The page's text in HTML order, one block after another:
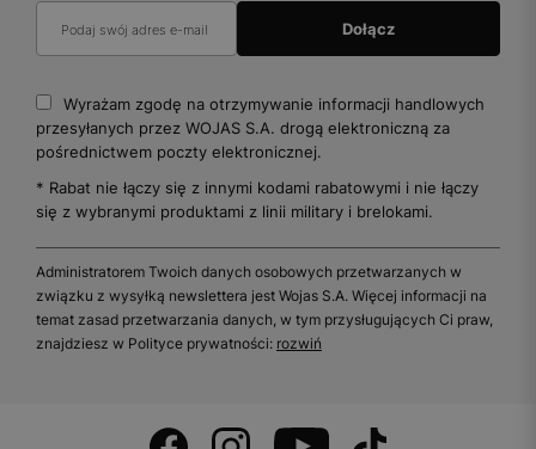
Wyrażam zgodę na otrzymywanie informacji handlowych
przesyłanych przez WOJAS S.A. drogą elektroniczną za
pośrednictwem poczty elektronicznej.
* Rabat nie łączy się z innymi kodami rabatowymi i nie łączy
się z wybranymi produktami z linii military i brelokami.
Administratorem Twoich danych osobowych przetwarzanych w
związku z wysyłką newslettera jest Wojas S.A. Więcej informacji na
temat zasad przetwarzania danych, w tym przysługujących Ci praw,
znajdziesz w Polityce prywatności: rozwiń